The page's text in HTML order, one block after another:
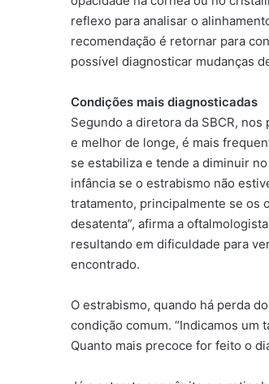
reflexo para analisar o
recomendação é retornar para
possível diagnosticar mudanças
Condições mais diagnosticadas
Segundo a diretora da SBCR,
e melhor de longe, é mais
se estabiliza e tende a diminuir
infância se o estrabismo não
tratamento, principalmente se os
desatenta”, afirma a
resultando em dificuldade para
encontrado.
O estrabismo, quando há perda
condição comum. “Indicamos um
Quanto mais precoce for feito o